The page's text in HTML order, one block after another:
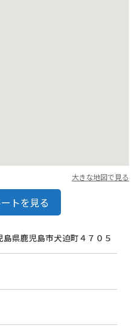
大きな地図で見る
トを見る
県鹿児島市犬迫町４７０５